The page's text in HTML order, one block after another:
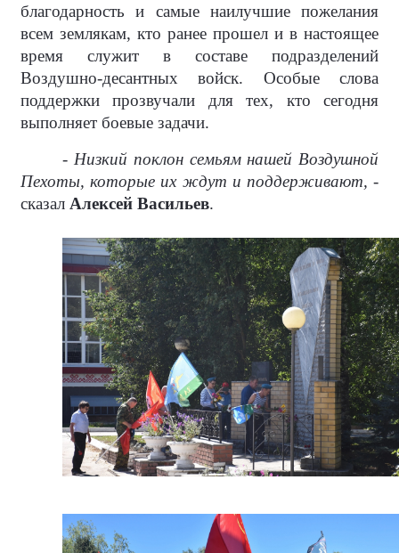
благодарность и самые наилучшие пожелания
всем землякам, кто ранее прошел и в настоящее
время служит в составе подразделений
Воздушно-десантных войск. Особые слова
поддержки прозвучали для тех, кто сегодня
выполняет боевые задачи.
- Низкий поклон семьям нашей Воздушной
Пехоты, которые их ждут и поддерживают, -
сказал Алексей Васильев.